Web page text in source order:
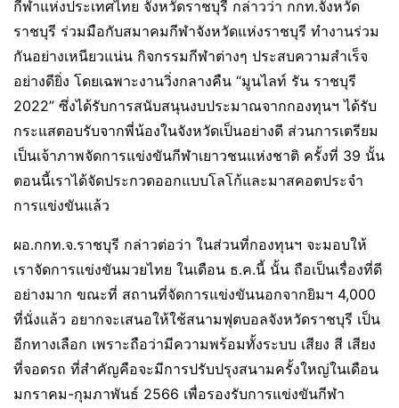
กีฬาแห่งประเทศไทย จังหวัดราชบุรี กล่าวว่า กกท.จังหวัด
ราชบุรี ร่วมมือกับสมาคมกีฬาจังหวัดแห่งราชบุรี ทำงานร่วม
กันอย่างเหนียวแน่น กิจกรรมกีฬาต่างๆ ประสบความสำเร็จ
อย่างดียิ่ง โดยเฉพาะงานวิ่งกลางคืน “มูนไลท์ รัน ราชบุรี
2022” ซึ่งได้รับการสนับสนุนงบประมาณจากกองทุนฯ ได้รับ
กระแสตอบรับจากพี่น้องในจังหวัดเป็นอย่างดี ส่วนการเตรียม
เป็นเจ้าภาพจัดการแข่งขันกีฬาเยาวชนแห่งชาติ ครั้งที่ 39 นั้น
ตอนนี้เราได้จัดประกวดออกแบบโลโก้และมาสคอตประจำ
การแข่งขันแล้ว
ผอ.กกท.จ.ราชบุรี กล่าวต่อว่า ในส่วนที่กองทุนฯ จะมอบให้
เราจัดการแข่งขันมวยไทย ในเดือน ธ.ค.นี้ นั้น ถือเป็นเรื่องที่ดี
อย่างมาก ขณะที่ สถานที่จัดการแข่งขันนอกจากยิมฯ 4,000
ที่นั่งแล้ว อยากจะเสนอให้ใช้สนามฟุตบอลจังหวัดราชบุรี เป็น
อีกทางเลือก เพราะถือว่ามีความพร้อมทั้งระบบ เสียง สี เสียง
ที่จอดรถ ที่สำคัญคือจะมีการปรับปรุงสนามครั้งใหญ่ในเดือน
มกราคม-กุมภาพันธ์ 2566 เพื่อรองรับการแข่งขันกีฬา